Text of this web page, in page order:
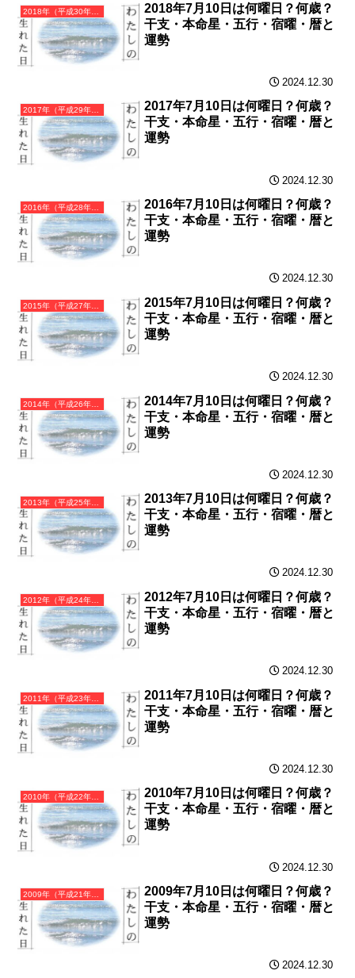
2018年（平成30年）戊戌（つちのえいぬ）・戌年（いぬ年）カレンダー（月曜はじまり）
2018年7月10日は何曜日？何歳？
干支・本命星・五行・宿曜・暦と
運勢
2024.12.30
2017年（平成29年）丁酉（ひのととり）・酉年（とり年）カレンダー（月曜はじまり）
2017年7月10日は何曜日？何歳？
干支・本命星・五行・宿曜・暦と
運勢
2024.12.30
2016年（平成28年）丙申（ひのえさる）・申年（さる年）カレンダー（月曜はじまり）
2016年7月10日は何曜日？何歳？
干支・本命星・五行・宿曜・暦と
運勢
2024.12.30
2015年（平成27年）乙未（きのとひつじ）・未年（ひつじ年）カレンダー（月曜はじまり）
2015年7月10日は何曜日？何歳？
干支・本命星・五行・宿曜・暦と
運勢
2024.12.30
2014年（平成26年）甲午（きのえうま）・午年（うま年）カレンダー（月曜はじまり）
2014年7月10日は何曜日？何歳？
干支・本命星・五行・宿曜・暦と
運勢
2024.12.30
2013年（平成25年）癸巳（みずのとみ）・巳年（へび年）カレンダー（月曜はじまり）
2013年7月10日は何曜日？何歳？
干支・本命星・五行・宿曜・暦と
運勢
2024.12.30
2012年（平成24年）壬辰（みずのえたつ）・辰年（たつ年）カレンダー（月曜はじまり）
2012年7月10日は何曜日？何歳？
干支・本命星・五行・宿曜・暦と
運勢
2024.12.30
2011年（平成23年）辛卯（かのとう）・卯年（うさぎ年）カレンダー（月曜はじまり）
2011年7月10日は何曜日？何歳？
干支・本命星・五行・宿曜・暦と
運勢
2024.12.30
2010年（平成22年）庚寅（かのえとら）・寅年（とら年）カレンダー（月曜はじまり）
2010年7月10日は何曜日？何歳？
干支・本命星・五行・宿曜・暦と
運勢
2024.12.30
2009年（平成21年）己丑（つちのとうし）・丑年（うし年）カレンダー（月曜はじまり）
2009年7月10日は何曜日？何歳？
干支・本命星・五行・宿曜・暦と
運勢
2024.12.30